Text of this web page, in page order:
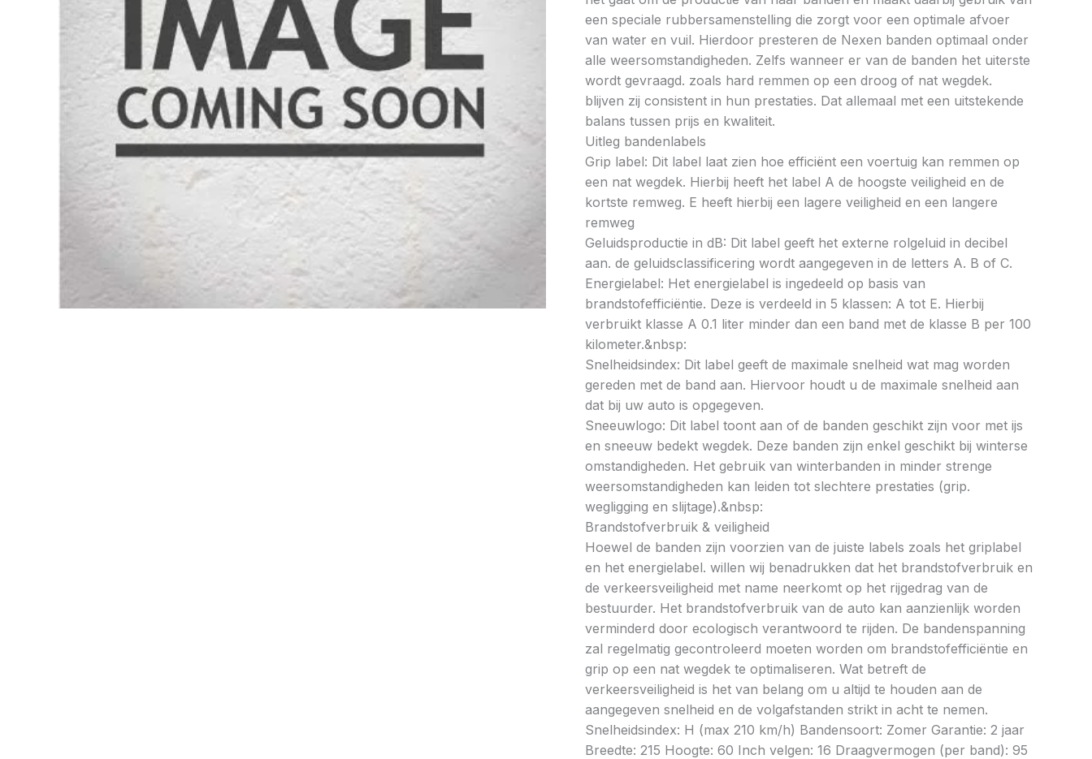
een speciale rubbersamenstelling die zorgt voor een optimale afvoer
van water en vuil. Hierdoor presteren de Nexen banden optimaal onder
alle weersomstandigheden. Zelfs wanneer er van de banden het uiterste
wordt gevraagd. zoals hard remmen op een droog of nat wegdek.
blijven zij consistent in hun prestaties. Dat allemaal met een uitstekende
balans tussen prijs en kwaliteit.
Uitleg bandenlabels
Grip label: Dit label laat zien hoe efficiënt een voertuig kan remmen op
een nat wegdek. Hierbij heeft het label A de hoogste veiligheid en de
kortste remweg. E heeft hierbij een lagere veiligheid en een langere
remweg
Geluidsproductie in dB: Dit label geeft het externe rolgeluid in decibel
aan. de geluidsclassificering wordt aangegeven in de letters A. B of C.
Energielabel: Het energielabel is ingedeeld op basis van
brandstofefficiëntie. Deze is verdeeld in 5 klassen: A tot E. Hierbij
verbruikt klasse A 0.1 liter minder dan een band met de klasse B per 100
kilometer.&nbsp:
Snelheidsindex: Dit label geeft de maximale snelheid wat mag worden
gereden met de band aan. Hiervoor houdt u de maximale snelheid aan
dat bij uw auto is opgegeven.
Sneeuwlogo: Dit label toont aan of de banden geschikt zijn voor met ijs
en sneeuw bedekt wegdek. Deze banden zijn enkel geschikt bij winterse
omstandigheden. Het gebruik van winterbanden in minder strenge
weersomstandigheden kan leiden tot slechtere prestaties (grip.
wegligging en slijtage).&nbsp:
Brandstofverbruik & veiligheid
Hoewel de banden zijn voorzien van de juiste labels zoals het griplabel
en het energielabel. willen wij benadrukken dat het brandstofverbruik en
de verkeersveiligheid met name neerkomt op het rijgedrag van de
bestuurder. Het brandstofverbruik van de auto kan aanzienlijk worden
verminderd door ecologisch verantwoord te rijden. De bandenspanning
zal regelmatig gecontroleerd moeten worden om brandstofefficiëntie en
grip op een nat wegdek te optimaliseren. Wat betreft de
verkeersveiligheid is het van belang om u altijd te houden aan de
aangegeven snelheid en de volgafstanden strikt in acht te nemen.
Snelheidsindex: H (max 210 km/h) Bandensoort: Zomer Garantie: 2 jaar
Breedte: 215 Hoogte: 60 Inch velgen: 16 Draagvermogen (per band): 95